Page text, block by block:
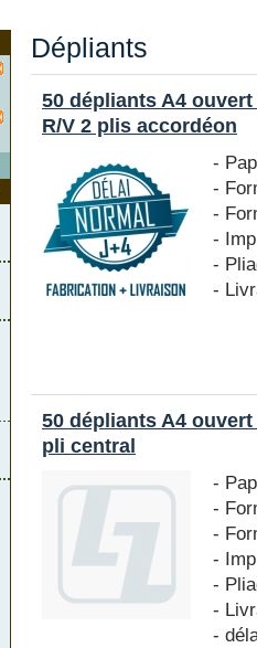
Dépliants
50 dépliants A4
R/V 2 plis accordéon
-
-
-
-
-
-
50 dépliants A4 ouvert
pli central
-
-
-
-
-
-
-